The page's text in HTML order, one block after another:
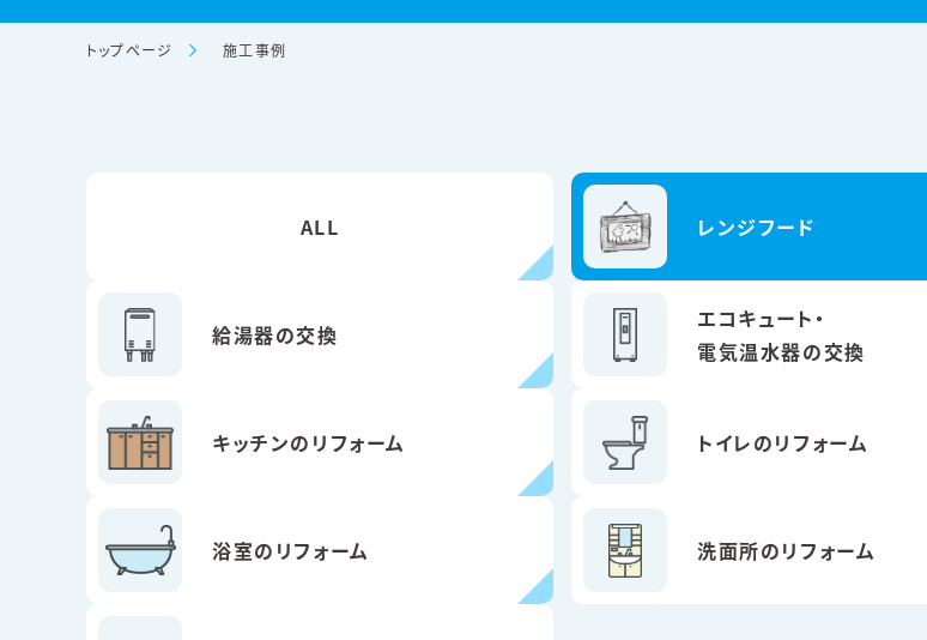
トップページ 施工事例
ALL レンジフード
給湯器の交換
エコキュート・
電気温水器の交換
キッチンのリフォーム トイレのリフォーム
浴室のリフォーム 洗面所のリフォーム